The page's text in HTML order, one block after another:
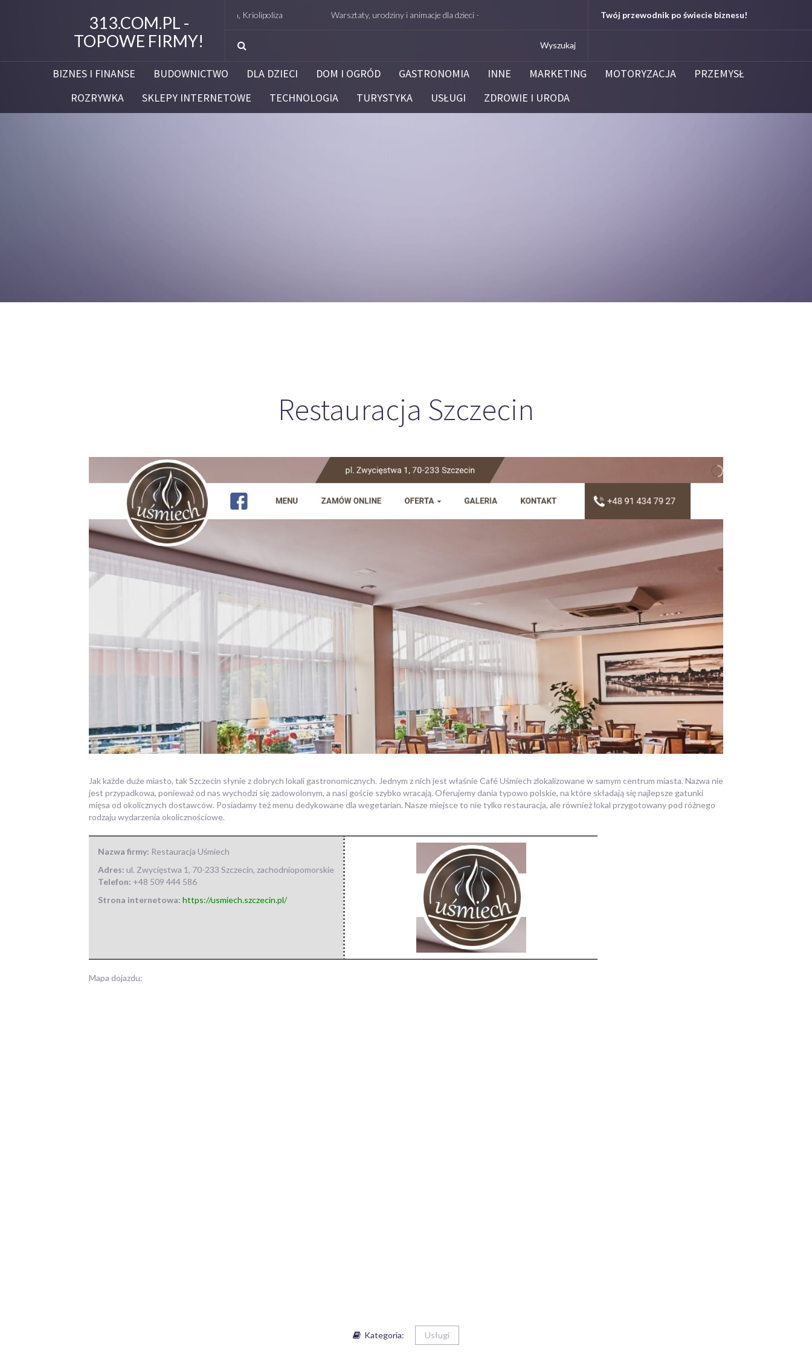
313.COM.PL -
TOPOWE FIRMY!
Studio Figura Białystok – Endermologia, Kriolipoliza Warsztaty, urodziny i animacje dla dzieci – Białystok – potrafie.edu.pl Kleenoil Centrum Dezynfekcji i Dezynsekcji
Twój przewodnik po świecie biznesu!
BIZNES I FINANSE BUDOWNICTWO DLA DZIECI DOM I OGRÓD GASTRONOMIA INNE MARKETING MOTORYZACJA
PRZEMYSŁ
ROZRYWKA
SKLEPY INTERNETOWE TECHNOLOGIA TURYSTYKA USŁUGI ZDROWIE I URODA
Restauracja Szczecin
Jak każde duże miasto, tak Szczecin słynie z dobrych lokali gastronomicznych. Jednym z nich jest właśnie Café Uśmiech zlokalizowane w samym centrum miasta. Nazwa nie
jest przypadkowa, ponieważ od nas wychodzi się zadowolonym, a nasi goście szybko wracają. Oferujemy dania typowo polskie, na które składają się najlepsze gatunki
mięsa od okolicznych dostawców. Posiadamy też menu dedykowane dla wegetarian. Nasze miejsce to nie tylko restauracja, ale również lokal przygotowany pod różnego
rodzaju wydarzenia okolicznościowe.
Nazwa firmy: Restauracja Uśmiech
Adres: ul. Zwycięstwa 1, 70-233 Szczecin, zachodniopomorskie
Telefon: +48 509 444 586
Strona internetowa: https://usmiech.szczecin.pl/
Mapa dojazdu:
Kategoria: Usługi